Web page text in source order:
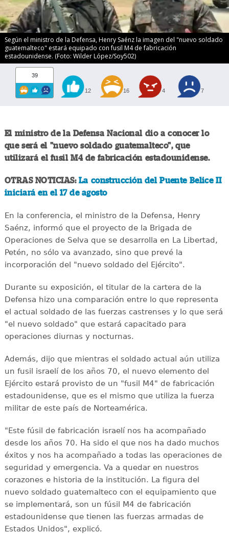
Según el ministro de la Defensa, Henry Saénz la imagen del "nuevo soldado
guatemalteco" estará equipado con fusil M4 de fabricación
estadounidense. (Foto: Wilder López/Soy502)
39
12 16 4 7
El ministro de la Defensa Nacional dio a conocer lo
que será el "nuevo soldado guatemalteco", que
utilizará el fusil M4 de fabricación estadounidense.
OTRAS NOTICIAS:La construcción del Puente Belice II
iniciará en el 17 de agosto
En la conferencia, el ministro de la Defensa, Henry
Saénz, informó que el proyecto de la Brigada de
Operaciones de Selva que se desarrolla en La Libertad,
Petén, no sólo va avanzado, sino que prevé la
incorporación del "nuevo soldado del Ejército".
Durante su exposición, el titular de la cartera de la
Defensa hizo una comparación entre lo que representa
el actual soldado de las fuerzas castrenses y lo que será
"el nuevo soldado" que estará capacitado para
operaciones diurnas y nocturnas.
Además, dijo que mientras el soldado actual aún utiliza
un fusil israelí de los años 70, el nuevo elemento del
Ejército estará provisto de un "fusil M4" de fabricación
estadounidense, que es el mismo que utiliza la fuerza
militar de este país de Norteamérica.
"Este fúsil de fabricación israelí nos ha acompañado
desde los años 70. Ha sido el que nos ha dado muchos
éxitos y nos ha acompañado a todas las operaciones de
seguridad y emergencia. Va a quedar en nuestros
corazones e historia de la institución. La figura del
nuevo soldado guatemalteco con el equipamiento que
se implementará, son un fúsil M4 de fabricación
estadounidense que tienen las fuerzas armadas de
Estados Unidos", explicó.